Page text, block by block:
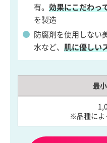
有。 効果にこだわっ
を製造
防腐剤を使用しない
水など、 肌に優しい
最
※品種によ